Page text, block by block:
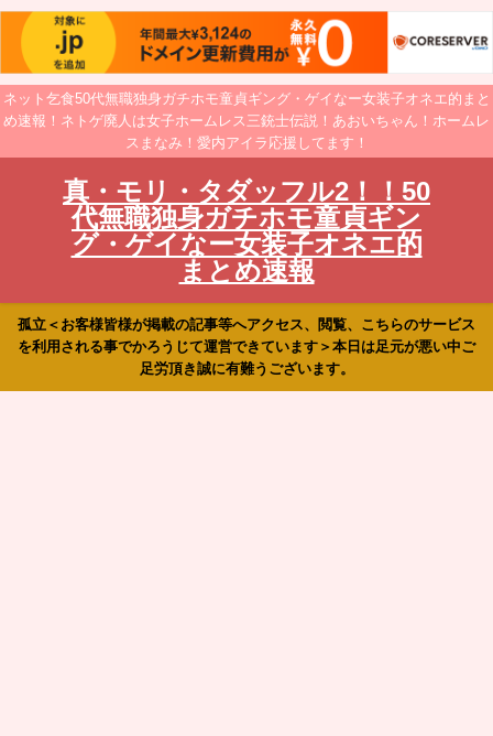
ネット乞食50代無職独身ガチホモ童貞ギング・ゲイなー女装子オネエ的まと
め速報！ネトゲ廃人は女子ホームレス三銃士伝説！あおいちゃん！ホームレ
スまなみ！愛内アイラ応援してます！
真・モリ・タダッフル2！！50
代無職独身ガチホモ童貞ギン
グ・ゲイなー女装子オネエ的
まとめ速報
孤立＜お客様皆様が掲載の記事等へアクセス、閲覧、こちらのサービス
を利用される事でかろうじて運営できています＞本日は足元が悪い中ご
足労頂き誠に有難うございます。